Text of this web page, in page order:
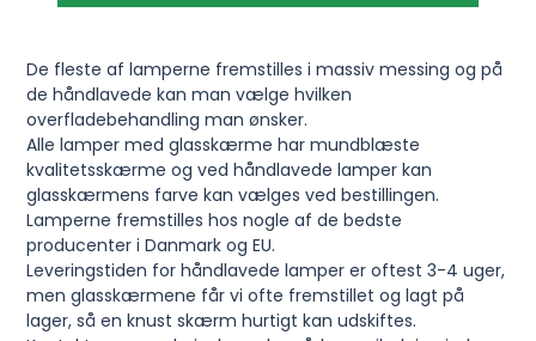
De fleste af lamperne fremstilles i massiv messing og på
de håndlavede kan man vælge hvilken
overfladebehandling man ønsker.
Alle lamper med glasskærme har mundblæste
kvalitetsskærme og ved håndlavede lamper kan
glasskærmens farve kan vælges ved bestillingen.
Lamperne fremstilles hos nogle af de bedste
producenter i Danmark og EU.
Leveringstiden for håndlavede lamper er oftest 3-4 uger,
men glasskærmene får vi ofte fremstillet og lagt på
lager, så en knust skærm hurtigt kan udskiftes.